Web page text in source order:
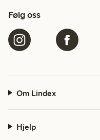
Følg oss
Om Lindex
Hjelp